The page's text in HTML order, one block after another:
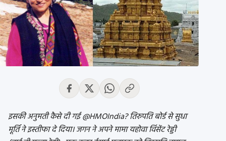
इसकी अनुमती कैसे दी गई @HMOIndia? तिरुपति बोर्ड से सुधा
मूर्ति ने इस्तीफा दे दिया। जगन ने अपने मामा यहोवा विंसेंट रेड्डी